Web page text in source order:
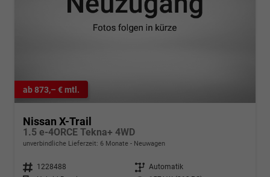
ab 873,– € mtl.
Nissan X-Trail
1.5 e-4ORCE Tekna+ 4WD
unverbindliche Lieferzeit: 6 Monate Neuwagen
Fahrzeugnr. 1228488 Getriebe Automatik